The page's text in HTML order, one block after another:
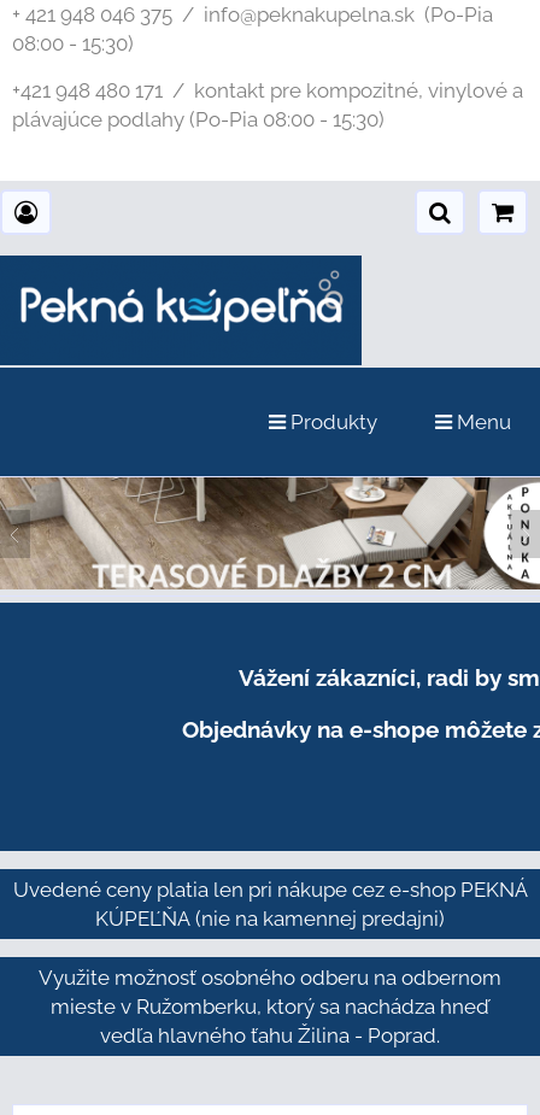
+ 421 948 046 375 / info@peknakupelna.sk (Po-Pia
08:00 - 15:30)
+421 948 480 171 / kontakt pre kompozitné, vinylové a
plávajúce podlahy (Po-Pia 08:00 - 15:30)
Produkty Menu
Vážení zákazníci, radi by
Objednávky na e-shope môžete
Uvedené ceny platia len pri nákupe cez e-shop PEKNÁ
KÚPEĽŇA (nie na kamennej predajni)
Využite možnosť osobného odberu na odbernom
mieste v Ružomberku, ktorý sa nachádza hneď
vedľa hlavného ťahu Žilina - Poprad.